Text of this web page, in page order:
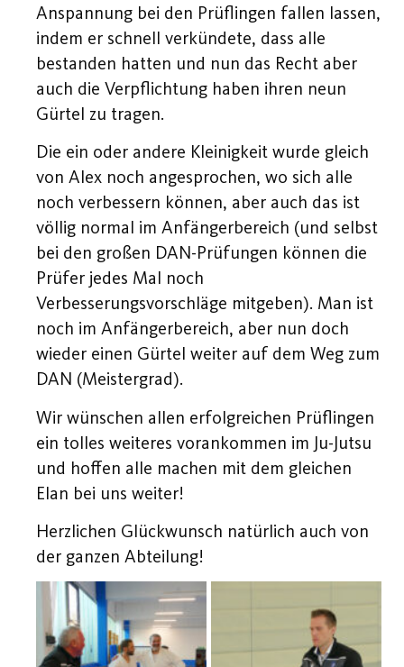
Anspannung bei den Prüflingen fallen lassen,
indem er schnell verkündete, dass alle
bestanden hatten und nun das Recht aber
auch die Verpflichtung haben ihren neun
Gürtel zu tragen.
Die ein oder andere Kleinigkeit wurde gleich
von Alex noch angesprochen, wo sich alle
noch verbessern können, aber auch das ist
völlig normal im Anfängerbereich (und selbst
bei den großen DAN-Prüfungen können die
Prüfer jedes Mal noch
Verbesserungsvorschläge mitgeben). Man ist
noch im Anfängerbereich, aber nun doch
wieder einen Gürtel weiter auf dem Weg zum
DAN (Meistergrad).
Wir wünschen allen erfolgreichen Prüflingen
ein tolles weiteres vorankommen im Ju-Jutsu
und hoffen alle machen mit dem gleichen
Elan bei uns weiter!
Herzlichen Glückwunsch natürlich auch von
der ganzen Abteilung!